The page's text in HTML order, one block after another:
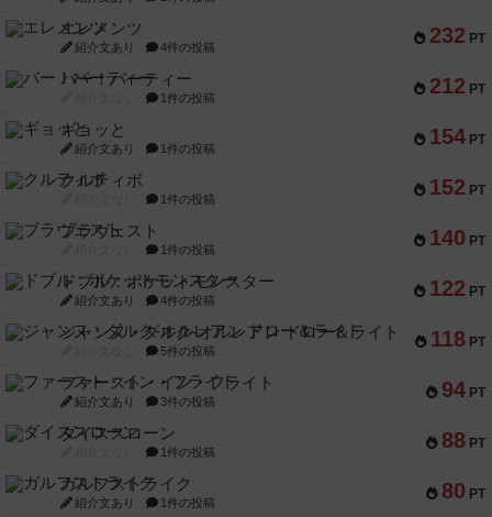
232 PT
エレメンツ
紹介文あり 4件の投稿
212 PT
バー！パーティー
1件の投稿
154 PT
ギョッと
紹介文あり 1件の投稿
152 PT
クルティボ
1件の投稿
140 PT
ブラヴェスト
1件の投稿
122 PT
ドブル：ポケットモンスター
紹介文あり 4件の投稿
118 PT
ジャンヌ・ダルク-オルレアン ドロー＆ライト
5件の投稿
94 PT
ファースト・イン・フライト
紹介文あり 3件の投稿
88 PT
ダイススローン
1件の投稿
80 PT
ガルフストライク
紹介文あり 1件の投稿